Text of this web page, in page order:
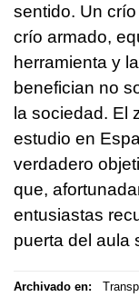
sentido. Un
crío armado,
herramienta y
benefician no
la sociedad. El
estudio en
verdadero
que,
entusiastas
puerta del aula
Archivado en: